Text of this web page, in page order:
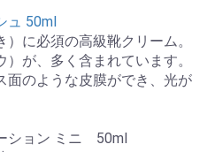
ュ 50ml
に必須の高級靴クリーム。
が、多く含まれています。
面のような皮膜ができ、光が
ション ミニ 50ml